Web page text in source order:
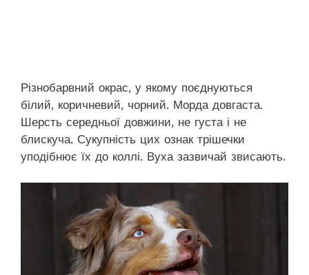
Різнобарвний окрас, у якому поєднуються
білий, коричневий, чорний. Морда довгаста.
Шерсть середньої довжини, не густа і не
блискуча. Сукупність цих ознак трішечки
уподібнює їх до коллі. Вуха зазвичай звисають.